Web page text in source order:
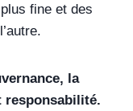
fine et des
la
responsabilité.